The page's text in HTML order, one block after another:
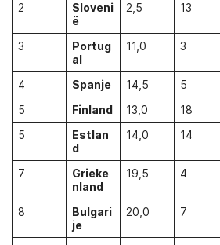
2
Sloveni
ë
2,5 13
3
Portug
al
11,0 3
4 Spanje 14,5 5
5
Finland 13,0 18
5
Estlan
d
14,0 14
7
Grieke
nland
19,5 4
8
Bulgari
je
20,0 7